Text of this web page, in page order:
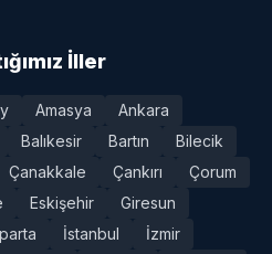
İller
Amasya
Ankara
Balıkesir Bartın
Bilecik
Çanakkale Çankırı
Çorum
Eskişehir
Giresun
İstanbul
İzmir